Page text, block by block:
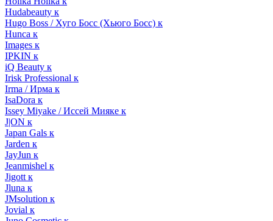
Hudabeauty к
Hugo Boss / Хуго Босс (Хьюго Босс) к
Hunca к
Images к
IPKIN к
iQ Beauty к
Irisk Professional к
Irma / Ирма к
IsaDora к
Issey Miyake / Иссей Мияке к
J|ON к
Japan Gals к
Jarden к
JayJun к
Jeanmishel к
Jigott к
Jluna к
JMsolution к
Jovial к